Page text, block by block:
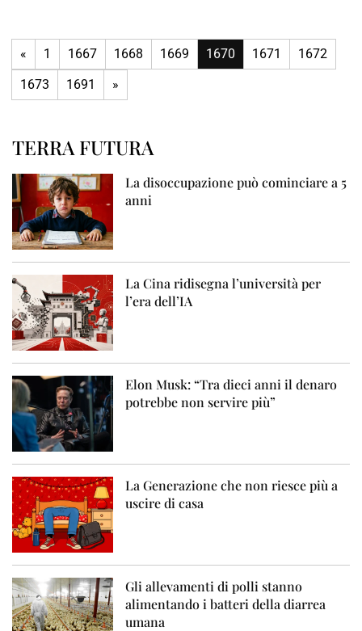
« 1 1667 1668 1669 1670 1671
1672
1673
1691 »
TERRA FUTURA
La disoccupazione può cominciare a 5
anni
La Cina ridisegna l’università per
l’era dell’IA
Elon Musk: “Tra dieci anni il denaro
potrebbe non servire più”
La Generazione che non riesce più a
uscire di casa
Gli allevamenti di polli stanno
alimentando i batteri della diarrea
umana